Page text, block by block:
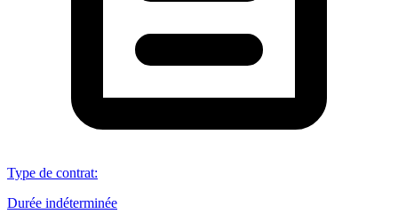
Type de contrat:
Durée indéterminée